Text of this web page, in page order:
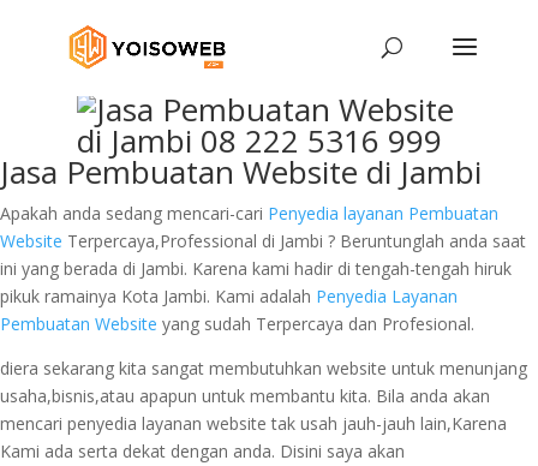
Jasa Pembuatan Website di Jambi
Apakah anda sedang mencari-cari Penyedia layanan Pembuatan
Website Terpercaya,Professional di Jambi ? Beruntunglah anda saat
ini yang berada di Jambi. Karena kami hadir di tengah-tengah hiruk
pikuk ramainya Kota Jambi. Kami adalah Penyedia Layanan
Pembuatan Website yang sudah Terpercaya dan Profesional.
diera sekarang kita sangat membutuhkan website untuk menunjang
usaha,bisnis,atau apapun untuk membantu kita. Bila anda akan
mencari penyedia layanan website tak usah jauh-jauh lain,Karena
Kami ada serta dekat dengan anda. Disini saya akan